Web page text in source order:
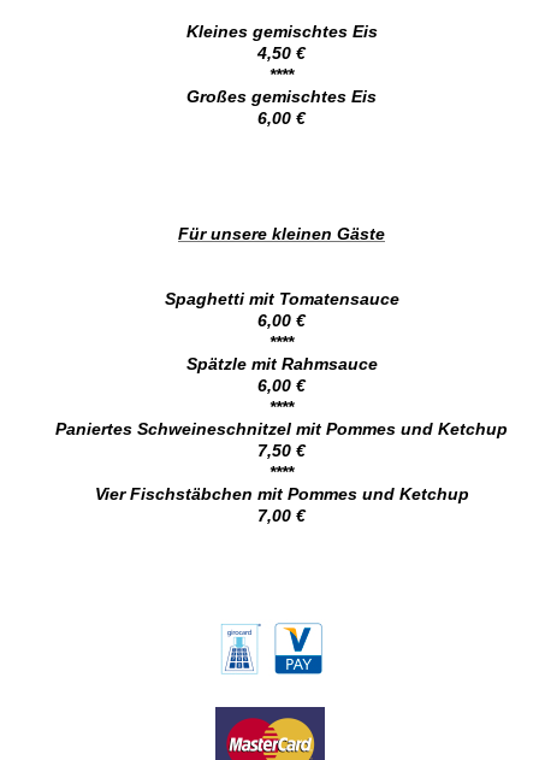
Kleines gemischtes Eis
4,50 €
****
Großes gemischtes Eis
6,00 €
Für unsere kleinen Gäste
Spaghetti mit Tomatensauce
6,00 €
****
Spätzle mit Rahmsauce
6,00 €
****
Paniertes Schweineschnitzel mit Pommes und Ketchup
7,50 €
****
Vier Fischstäbchen mit Pommes und Ketchup
7,00 €